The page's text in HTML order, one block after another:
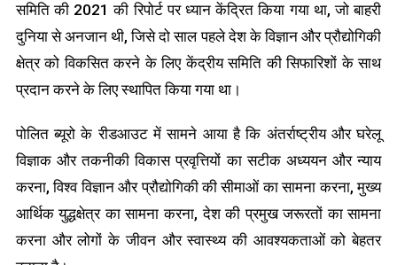
समिति की 2021 की रिपोर्ट पर ध्यान केंद्रित किया गया था, जो बाहरी
दुनिया से अनजान थी, जिसे दो साल पहले देश के विज्ञान और प्रौद्योगिकी
क्षेत्र को विकसित करने के लिए केंद्रीय समिति की सिफारिशों के साथ
प्रदान करने के लिए स्थापित किया गया था।
पोलित ब्यूरो के रीडआउट में सामने आया है कि अंतर्राष्ट्रीय और घरेलू
विज्ञाक और तकनीकी विकास प्रवृत्तियों का सटीक अध्ययन और न्याय
करना, विश्व विज्ञान और प्रौद्योगिकी की सीमाओं का सामना करना, मुख्य
आर्थिक युद्धक्षेत्र का सामना करना, देश की प्रमुख जरूरतों का सामना
करना और लोगों के जीवन और स्वास्थ्य की आवश्यकताओं को बेहतर